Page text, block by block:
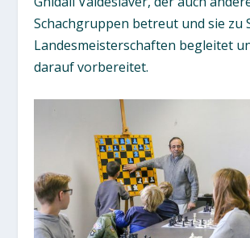
Schachgruppen betreut und sie zu
Landesmeisterschaften begleitet
darauf vorbereitet.